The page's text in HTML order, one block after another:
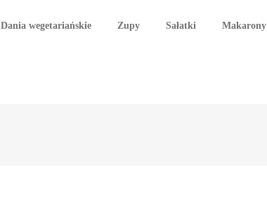
Dania wegetariańskie Zupy Sałatki Makarony